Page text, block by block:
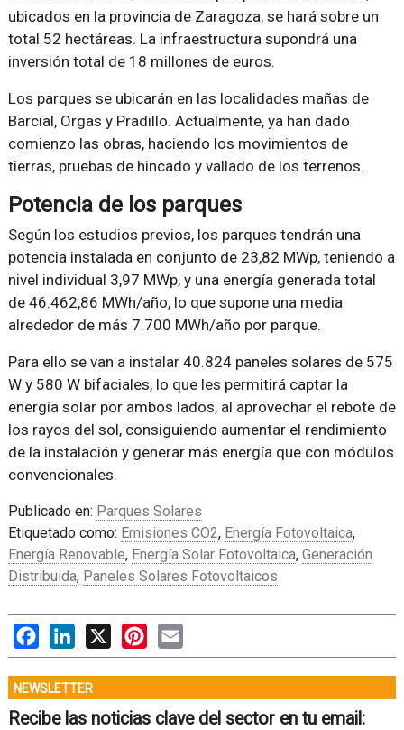
ubicados en la provincia de Zaragoza, se hará sobre un
total 52 hectáreas. La infraestructura supondrá una
inversión total de 18 millones de euros.
Los parques se ubicarán en las localidades mañas de
Barcial, Orgas y Pradillo. Actualmente, ya han dado
comienzo las obras, haciendo los movimientos de
tierras, pruebas de hincado y vallado de los terrenos.
Potencia de los parques
Según los estudios previos, los parques tendrán una
potencia instalada en conjunto de 23,82 MWp, teniendo a
nivel individual 3,97 MWp, y una energía generada total
de 46.462,86 MWh/año, lo que supone una media
alrededor de más 7.700 MWh/año por parque.
Para ello se van a instalar 40.824 paneles solares de 575
W y 580 W bifaciales, lo que les permitirá captar la
energía solar por ambos lados, al aprovechar el rebote de
los rayos del sol, consiguiendo aumentar el rendimiento
de la instalación y generar más energía que con módulos
convencionales.
Publicado en: Parques Solares
Etiquetado como: Emisiones CO2, Energía Fotovoltaica,
Energía Renovable, Energía Solar Fotovoltaica, Generación
Distribuida, Paneles Solares Fotovoltaicos
FacebookLinkedIn
X PinterestEmail
NEWSLETTER
Recibe las noticias clave del sector en tu email: